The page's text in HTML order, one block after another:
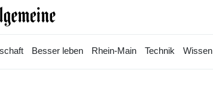
Besser leben Rhein-Main Technik Wissen